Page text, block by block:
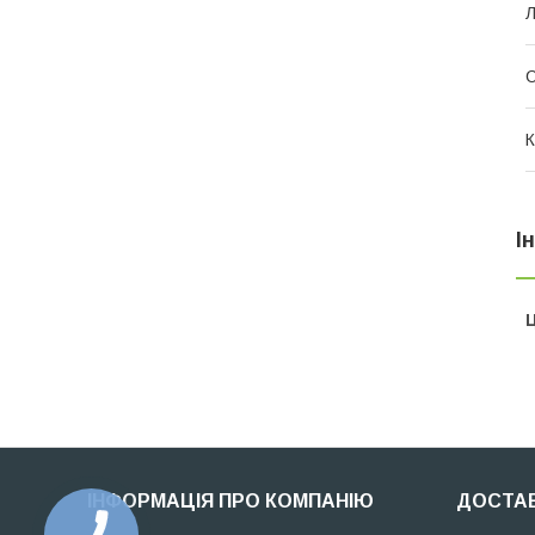
ІНФОРМАЦІЯ ПРО КОМПАНІЮ